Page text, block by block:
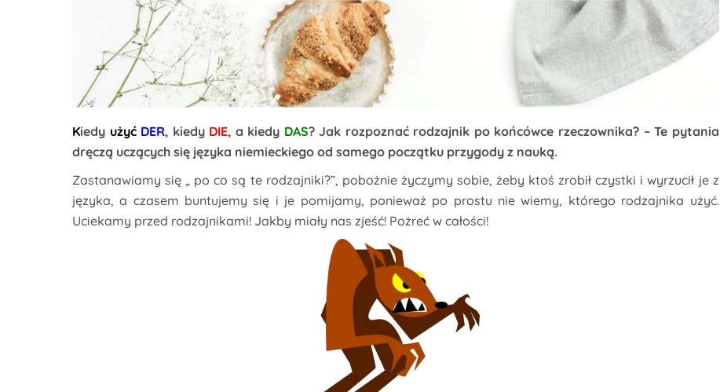
Kiedy użyć DER, kiedyDIE, a kiedy DAS? Jak rozpoznać rodzajnik po końcówce rzeczownika? – Te pytania
dręczą uczących się języka niemieckiego od samego początku przygody z nauką.
Zastanawiamy się „ po co są te rodzajniki?”, pobożnie życzymy sobie, żeby ktoś zrobił czystki i wyrzucił je z
języka, a czasem buntujemy się i je pomijamy, ponieważ po prostu nie wiemy, którego rodzajnika użyć.
Uciekamy przed rodzajnikami! Jakby miały nas zjeść! Pożreć w całości!